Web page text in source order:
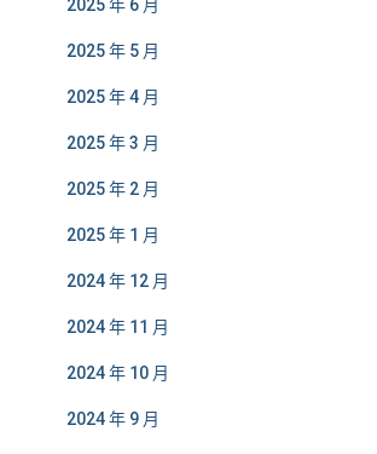
2025 年 6 月
2025 年 5 月
2025 年 4 月
2025 年 3 月
2025 年 2 月
2025 年 1 月
2024 年 12 月
2024 年 11 月
2024 年 10 月
2024 年 9 月